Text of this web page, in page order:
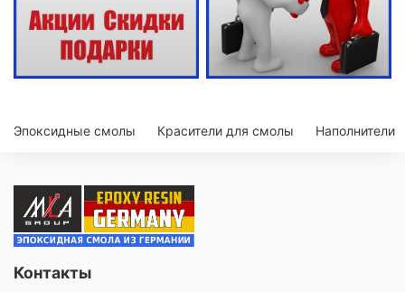
Эпоксидные смолы Красители для смолы Наполнители
Контакты